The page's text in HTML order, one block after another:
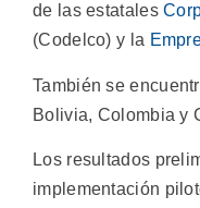
de las estatales
(Codelco) y la
También se
Bolivia, Colombia y
Los resultados
implementación